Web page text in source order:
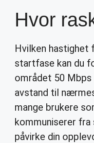
Hvor
Hvilken hastighet
startfase kan du
området 50
avstand til
mange brukere
kommuniserer
påvirke din